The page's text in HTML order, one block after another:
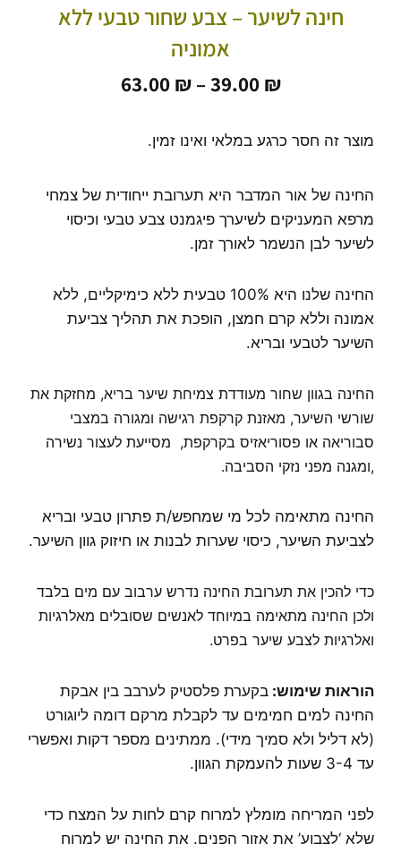
חינה לשיער – צבע שחור טבעי ללא
אמוניה
39.00 ₪
–
63.00 ₪
מוצר זה חסר כרגע במלאי ואינו זמין.
החינה של אור המדבר היא תערובת ייחודית של צמחי
מרפא המעניקים לשיערך פיגמנט צבע טבעי וכיסוי
לשיער לבן הנשמר לאורך זמן.
החינה שלנו היא 100% טבעית ללא כימיקליים, ללא
אמונה וללא קרם חמצן, הופכת את תהליך צביעת
השיער לטבעי ובריא.
החינה בגוון שחור מעודדת צמיחת שיער בריא, מחזקת את
שורשי השיער, מאזנת קרקפת רגישה ומגורה במצבי
סבוריאה או פסוריאזיס בקרקפת, מסייעת לעצור נשירה
,ומגנה מפני נזקי הסביבה.
החינה מתאימה לכל מי שמחפש/ת פתרון טבעי ובריא
לצביעת השיער, כיסוי שערות לבנות או חיזוק גוון השיער.
כדי להכין את תערובת החינה נדרש ערבוב עם מים בלבד
ולכן החינה מתאימה במיוחד לאנשים שסובלים מאלרגיות
ואלרגיות לצבע שיער בפרט.
הוראות שימוש: בקערת פלסטיק לערבב בין אבקת
החינה למים חמימים עד לקבלת מרקם דומה ליוגורט
(לא דליל ולא סמיך מידי). ממתינים מספר דקות ואפשרי
עד 3-4 שעות להעמקת הגוון.
לפני המריחה מומלץ למרוח קרם לחות על המצח כדי
שלא ‘לצבוע’ את אזור הפנים. את החינה יש למרוח